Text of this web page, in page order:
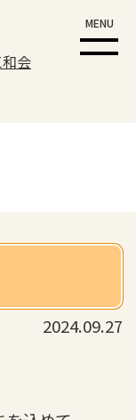
MENU
2024.09.27